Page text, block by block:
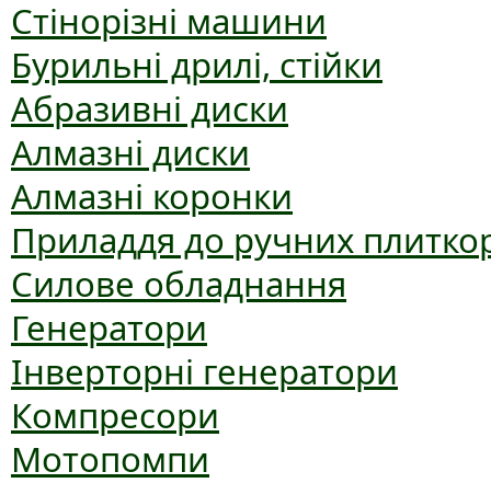
Стінорізні машини
Бурильні дрилі, стійки
Абразивні диски
Алмазні диски
Алмазні коронки
Приладдя до ручних
Силове обладнання
Генератори
Інверторні генератори
Компресори
Мотопомпи